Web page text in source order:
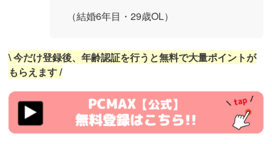
（結婚6年目・29歳OL）
\ 今だけ登録後、年齢認証を行うと無料で大量ポイントが
もらえます /
https://pcmax.jp/lp/?
ad_id=rm327007